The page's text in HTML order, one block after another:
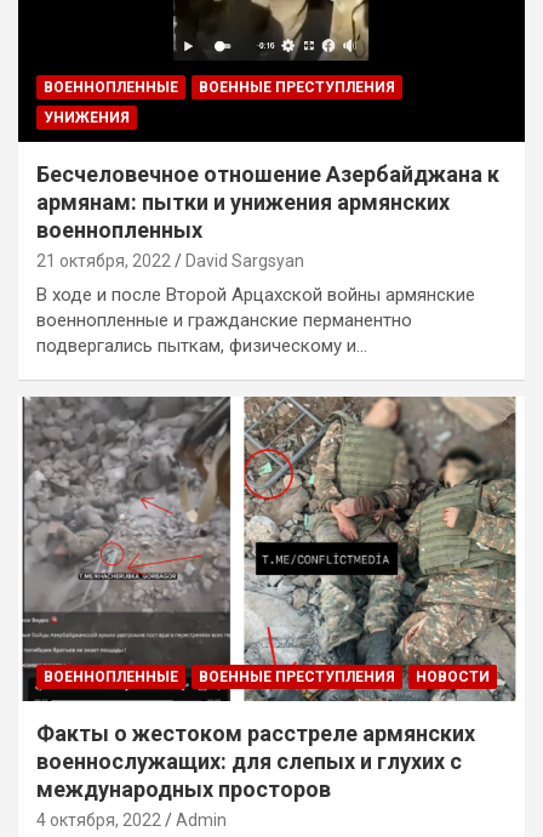
ВОЕННОПЛЕННЫЕ
ВОЕННЫЕ ПРЕСТУПЛЕНИЯ
УНИЖЕНИЯ
Бесчеловечное отношение Азербайджана к
армянам: пытки и унижения армянских
военнопленных
21 октября, 2022 David Sargsyan
В ходе и после Второй Арцахской войны армянские
военнопленные и гражданские перманентно
подвергались пыткам, физическому и…
ВОЕННОПЛЕННЫЕ ВОЕННЫЕ ПРЕСТУПЛЕНИЯ НОВОСТИ
Факты о жестоком расстреле армянских
военнослужащих: для слепых и глухих с
международных просторов
4 октября, 2022 Admin